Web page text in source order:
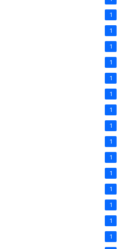
1
1
1
1
1
1
1
1
1
1
1
1
1
1
1